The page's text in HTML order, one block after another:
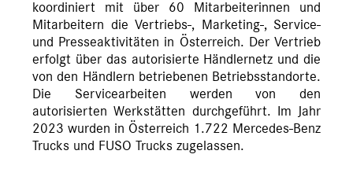
koordiniert mit über 60 Mitarbeiterinnen und
Mitarbeitern die Vertriebs-, Marketing-, Service-
und Presseaktivitäten in Österreich. Der Vertrieb
erfolgt über das autorisierte Händlernetz und die
von den Händlern betriebenen Betriebsstandorte.
Die Servicearbeiten werden von den
autorisierten Werkstätten durchgeführt. Im Jahr
2023 wurden in Österreich 1.722 Mercedes-Benz
Trucks und FUSO Trucks zugelassen.